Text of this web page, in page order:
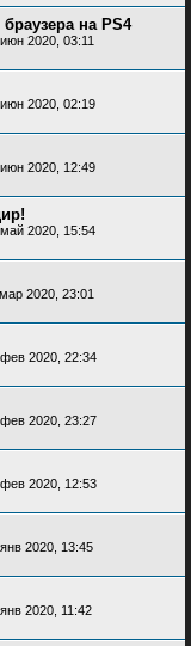
на PS4
2020, 03:11
2020, 02:19
2020, 12:49
2020, 15:54
2020, 23:01
2020, 22:34
2020, 23:27
2020, 12:53
2020, 13:45
2020, 11:42